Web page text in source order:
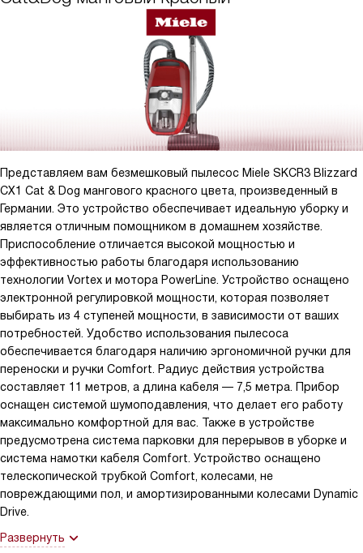
Представляем вам безмешковый пылесос Miele SKCR3 Blizzard
CX1 Cat & Dog мангового красного цвета, произведенный в
Германии. Это устройство обеспечивает идеальную уборку и
является отличным помощником в домашнем хозяйстве.
Приспособление отличается высокой мощностью и
эффективностью работы благодаря использованию
технологии Vortex и мотора PowerLine. Устройство оснащено
электронной регулировкой мощности, которая позволяет
выбирать из 4 ступеней мощности, в зависимости от ваших
потребностей. Удобство использования пылесоса
обеспечивается благодаря наличию эргономичной ручки для
переноски и ручки Comfort. Радиус действия устройства
составляет 11 метров, а длина кабеля — 7,5 метра. Прибор
оснащен системой шумоподавления, что делает его работу
максимально комфортной для вас. Также в устройстве
предусмотрена система парковки для перерывов в уборке и
система намотки кабеля Comfort. Устройство оснащено
телескопической трубкой Comfort, колесами, не
повреждающими пол, и амортизированными колесами Dynamic
Drive.
Развернуть